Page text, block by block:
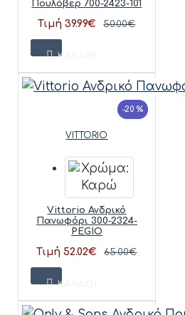
Πουλόβερ 700-2423-101
Τιμή 39.99€ 50.00€
ΚΑΛΆΘΙ
-20 %
VITTORIO
Vittorio Ανδρικό
Πανωφόρι 300-2324-
PEGIO
Τιμή 52.02€ 65.00€
ΚΑΛΆΘΙ